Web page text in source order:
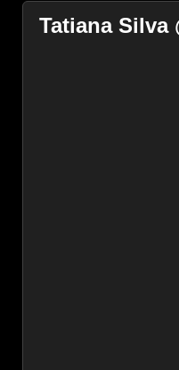
Tatiana Silva